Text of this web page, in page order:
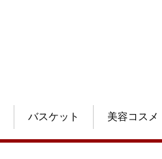
バスケット 美容コスメ